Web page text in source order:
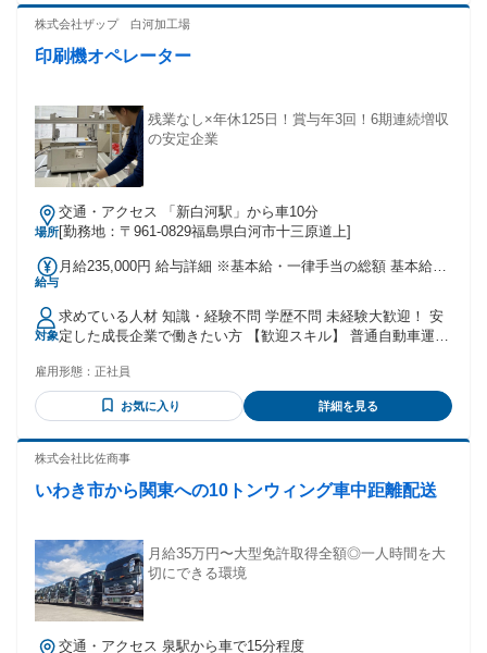
株式会社ザップ 白河加工場
印刷機オペレーター
残業なし×年休125日！賞与年3回！6期連続増収
の安定企業
場所
交通・アクセス 「新白河駅」から車10分
[勤務地：〒961-0829福島県白河市十三原道上]
給与
月給235,000円 給与詳細 ※基本給・一律手当の総額 基本給：
払われる通勤・皆勤・家族手当金額：あり 1ヶ月あたり2万
5000円 全員に一律で支払われるその他手当金額：あり 【一律
手当】 営業手当/月10,000円 自己啓発手当/月5,000円 調整手
当/月10,000円 ※「営業手当」は全社員に一律で支給される手
でご安心ください。
対象
求めている人材 知識・経験不問 学歴不問 未経験大歓迎！ 安
定した成長企業で働きたい方 【歓迎スキル】 普通自動車運転
操作が必要となりますが、 未経験者でも指導いたします。 年
齢の条件と理由：あり（例外事由3号のイ・35歳未満（長期勤
続によるキャリア形成のため））
雇用形態： 正社員
お気に入り 詳細を見る
株式会社比佐商事
いわき市から関東への10トンウィング車中距離配送
月給35万円〜大型免許取得全額◎一人時間を大
切にできる環境
交通・アクセス 泉駅から車で15分程度